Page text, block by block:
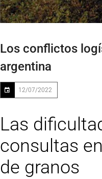
Los conflictos
argentina
12/07/2022
Las
consultas
de granos